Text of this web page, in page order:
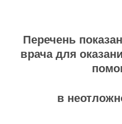
Перечень
врача для
в